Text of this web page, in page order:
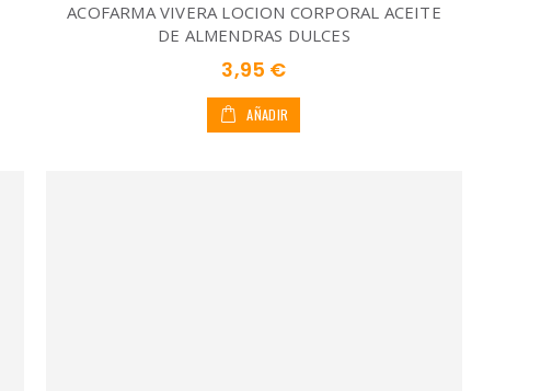
ACOFARMA VIVERA LOCION CORPORAL ACEITE
DE ALMENDRAS DULCES
3,95 €
AÑADIR